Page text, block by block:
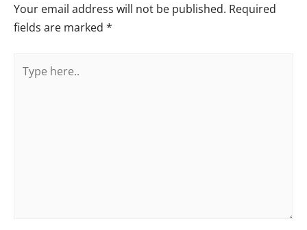
Your email address will not be published. Required
fields are marked *
here..